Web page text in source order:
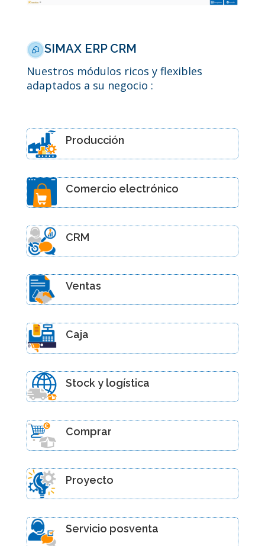
SIMAX ERP CRM
Nuestros módulos ricos y flexibles
adaptados a su negocio :
Producción
Comercio electrónico
CRM
Ventas
Caja
Stock y logística
Comprar
Proyecto
Servicio posventa